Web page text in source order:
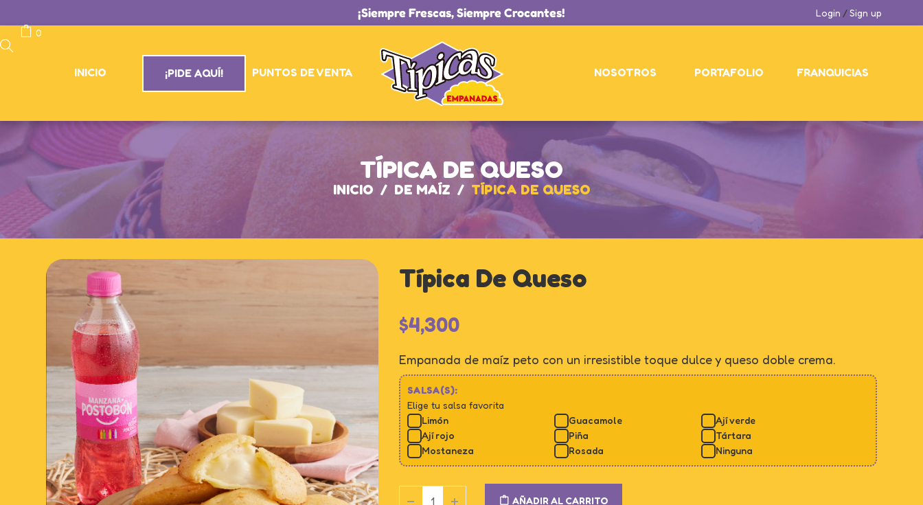
¡Siempre Frescas, Siempre Crocantes!
INICIO ¡PIDE AQUÍ! PUNTOS DE VENTA NOSOTROS PORTAFOLIO FRANQUICIAS
0
Login /Sign up
TÍPICA DE QUESO
INICIO / DE MAÍZ / TÍPICA DE QUESO
Típica De Queso
$4,300
Empanada de maíz peto con un irresistible toque dulce y queso doble crema.
SALSA(S):
Elige tu salsa favorita
Limón
Guacamole
Ají verde
Ají rojo
Piña
Tártara
Mostaneza
Rosada Ninguna
AÑADIR AL CARRITO